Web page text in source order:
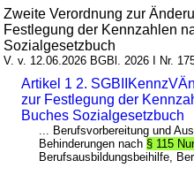
Zweite Verordnung zur
Festlegung der Kennzahlen
Sozialgesetzbuch
V. v. 12.06.2026 BGBl. 2026 I Nr.
Artikel 1 2.
zur Festlegung der
Buches Sozialgesetzbuch
... Berufsvorbereitung und
Behinderungen nach § 115
Berufsausbildungsbeihilfe,